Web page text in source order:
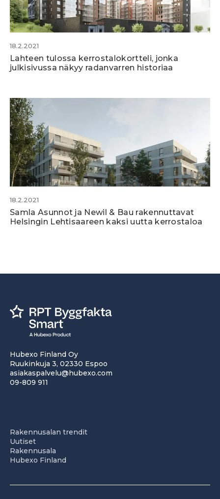
18.2.2021
Lahteen tulossa kerrostalokortteli, jonka
julkisivussa näkyy radanvarren historiaa
18.2.2021
Samla Asunnot ja Newil & Bau rakennuttavat
Helsingin Lehtisaareen kaksi uutta kerrostaloa
Hubexo Finland Oy
Ruukinkuja 3, 02330 Espoo
asiakaspalvelu@hubexo.com
09-809 911
Rakennusalan trendit
Uutiset
Rakennusala
Hubexo Finland